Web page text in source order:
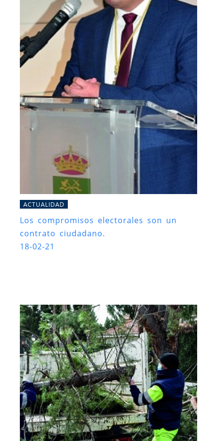
ACTUALIDAD
Los compromisos electorales son un
contrato ciudadano.
18-02-21